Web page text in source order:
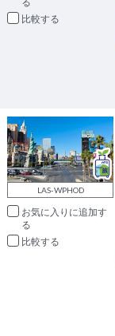
比較
LAS-WPHOD
お気に入りに追加
比較